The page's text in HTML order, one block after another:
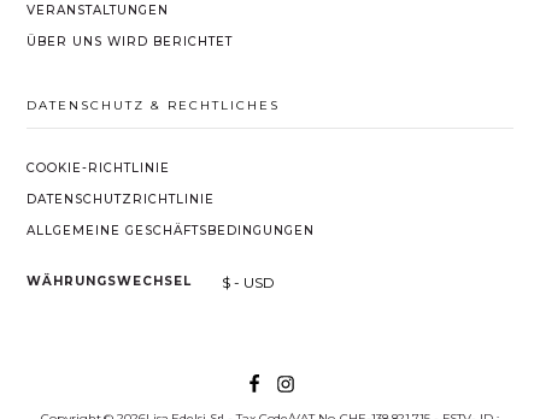
VERANSTALTUNGEN
ÜBER UNS WIRD BERICHTET
DATENSCHUTZ & RECHTLICHES
COOKIE-RICHTLINIE
DATENSCHUTZRICHTLINIE
ALLGEMEINE GESCHÄFTSBEDINGUNGEN
WÄHRUNGSWECHSEL $ - USD